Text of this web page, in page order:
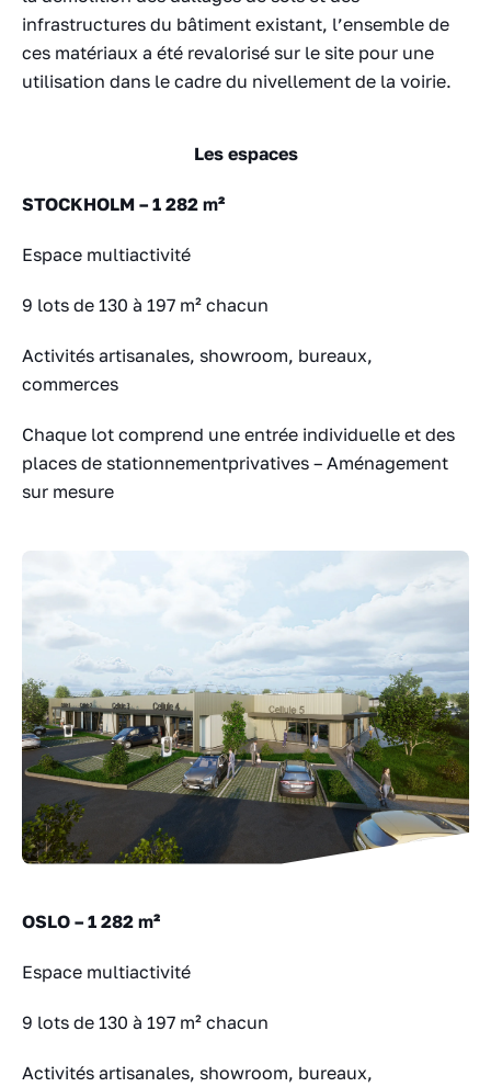
infrastructures du bâtiment existant, l’ensemble de
ces matériaux a été revalorisé sur le site pour une
utilisation dans le cadre du nivellement de la voirie.
Les espaces
STOCKHOLM – 1 282 m²
Espace multiactivité
9 lots de 130 à 197 m² chacun
Activités artisanales, showroom, bureaux,
commerces
Chaque lot comprend une entrée individuelle et des
places de stationnementprivatives – Aménagement
sur mesure
OSLO – 1 282 m²
Espace multiactivité
9 lots de 130 à 197 m² chacun
Activités artisanales, showroom, bureaux,